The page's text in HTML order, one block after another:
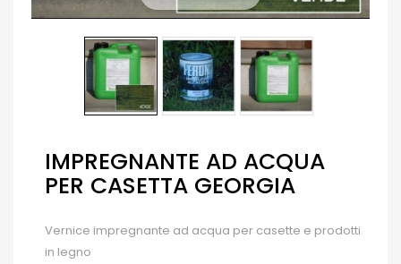
IMPREGNANTE AD ACQUA
PER CASETTA GEORGIA
Vernice impregnante ad acqua per casette e prodotti
in legno